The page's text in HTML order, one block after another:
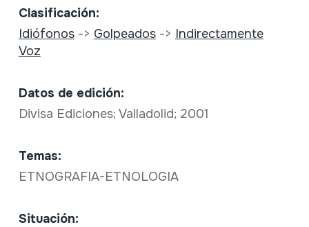
Clasificación:
Idiófonos-> Golpeados-> Indirectamente
Voz
Datos de edición:
Divisa Ediciones; Valladolid; 2001
Temas:
ETNOGRAFIA-ETNOLOGIA
Situación: